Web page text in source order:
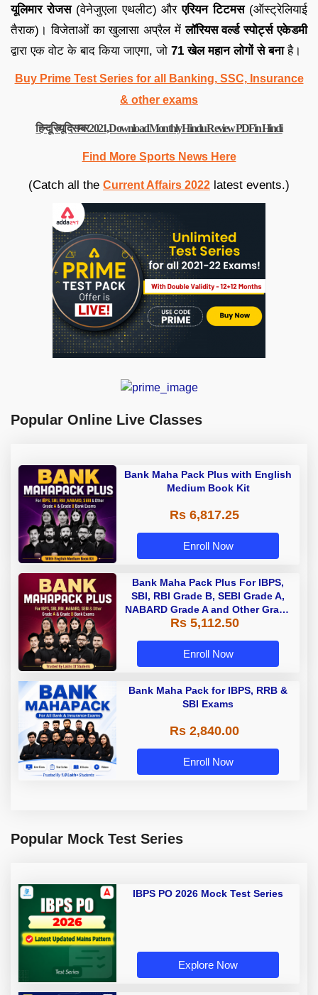
यूलिमार रोजस(वेनेजुएला एथलीट) औरएरियन टिटमस(ऑस्ट्रेलियाई
तैराक)। विजेताओं का खुलासा अप्रैल मेंलॉरियस वर्ल्ड स्पोर्ट्स एकेडमी
द्वारा एक वोट के बाद किया जाएगा, जो 71 खेल महान लोगों से बनाहै।
Buy Prime Test Series for all Banking, SSC, Insurance
& other exams
हिन्दू रिव्यू दिसम्बर 2021, Download Monthly Hindu Review PDF in Hindi
Find More Sports News Here
(Catch all the Current Affairs 2022 latest events.)
Popular Online Live Classes
Bank Maha Pack Plus with English
Medium Book Kit
Rs 6,817.25
Enroll Now
Bank Maha Pack Plus For IBPS,
SBI, RBI Grade B, SEBI Grade A,
NABARD Grade A and Other Grade
A & Grade B Bank Exams
Rs 5,112.50
Enroll Now
Bank Maha Pack for IBPS, RRB &
SBI Exams
Rs 2,840.00
Enroll Now
Popular Mock Test Series
IBPS PO 2026 Mock Test Series
Explore Now